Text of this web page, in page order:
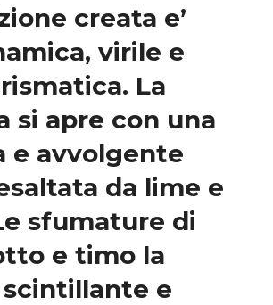
creata e’
virile e
La
si apre con una
e avvolgente
da lime e
sfumature di
e timo la
e